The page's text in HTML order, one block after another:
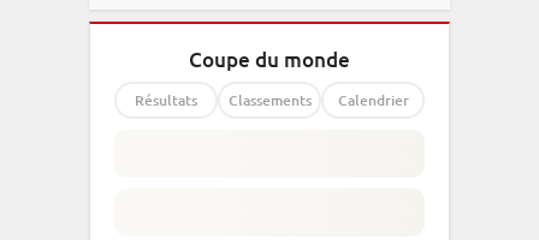
Coupe du monde
Résultats Classements Calendrier